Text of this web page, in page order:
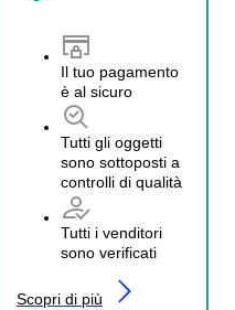
Il tuo pagamento
è al sicuro
Tutti gli oggetti
sono sottoposti a
controlli di qualità
Tutti i venditori
sono verificati
Scopri di più